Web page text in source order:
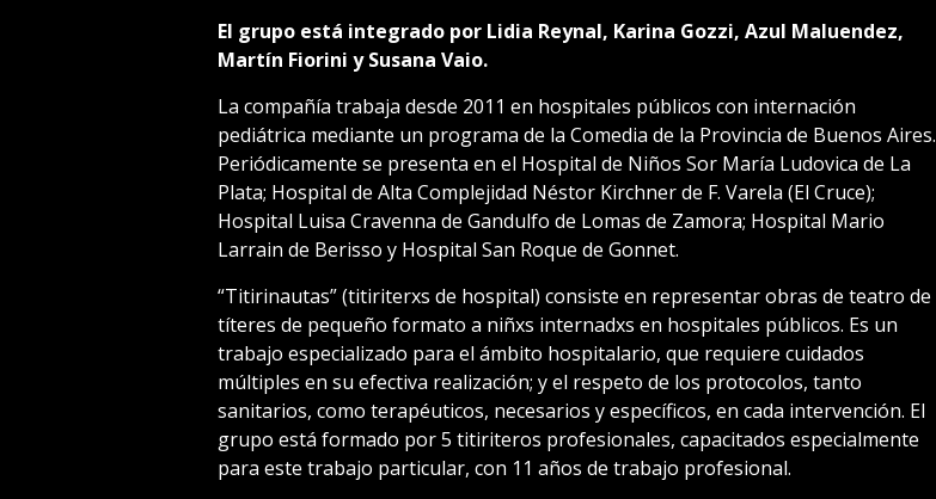
El grupo está integrado por Lidia Reynal, Karina Gozzi, Azul Maluendez,
Martín Fiorini y Susana Vaio.
La compañía trabaja desde 2011 en hospitales públicos con internación
pediátrica mediante un programa de la Comedia de la Provincia de Buenos Aires.
Periódicamente se presenta en el Hospital de Niños Sor María Ludovica de La
Plata; Hospital de Alta Complejidad Néstor Kirchner de F. Varela (El Cruce);
Hospital Luisa Cravenna de Gandulfo de Lomas de Zamora; Hospital Mario
Larrain de Berisso y Hospital San Roque de Gonnet.
“Titirinautas” (titiriterxs de hospital) consiste en representar obras de teatro de
títeres de pequeño formato a niñxs internadxs en hospitales públicos. Es un
trabajo especializado para el ámbito hospitalario, que requiere cuidados
múltiples en su efectiva realización; y el respeto de los protocolos, tanto
sanitarios, como terapéuticos, necesarios y específicos, en cada intervención. El
grupo está formado por 5 titiriteros profesionales, capacitados especialmente
para este trabajo particular, con 11 años de trabajo profesional.